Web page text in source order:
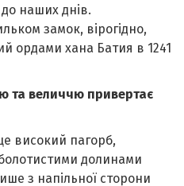
наших днів.
замок, вірогідно,
ордами хана Батия в 1241
та величчю привертає
високий пагорб,
долинами
з напільної сторони